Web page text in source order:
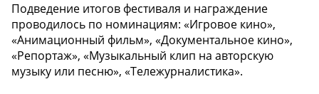
Подведение итогов фестиваля и награждение
проводилось по номинациям: «Игровое кино»,
«Анимационный фильм», «Документальное кино»,
«Репортаж», «Музыкальный клип на авторскую
музыку или песню», «Тележурналистика».